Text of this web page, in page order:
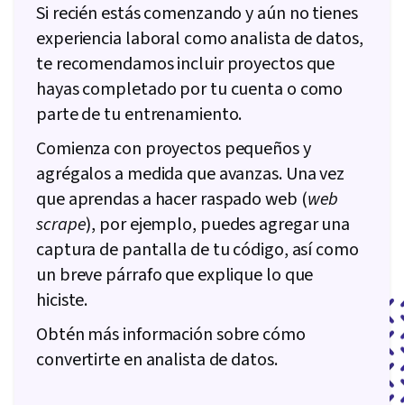
Si recién estás comenzando y aún no tienes
experiencia laboral como analista de datos,
te recomendamos incluir proyectos que
hayas completado por tu cuenta o como
parte de tu entrenamiento.
Comienza con proyectos pequeños y
agrégalos a medida que avanzas. Una vez
que aprendas a hacer raspado web (web
scrape), por ejemplo, puedes agregar una
captura de pantalla de tu código, así como
un breve párrafo que explique lo que
hiciste.
Obtén más información sobre cómo
convertirte en analista de datos.